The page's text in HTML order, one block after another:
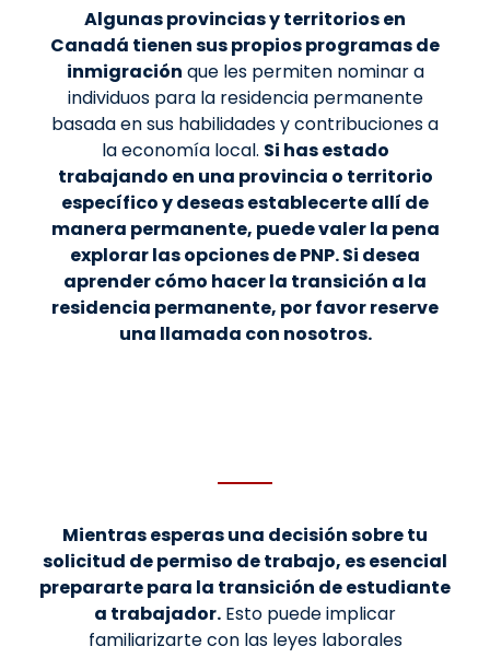
Algunas provincias y territorios en
Canadá tienen sus propios programas de
inmigración que les permiten nominar a
individuos para la residencia permanente
basada en sus habilidades y contribuciones a
la economía local. Si has estado
trabajando en una provincia o territorio
específico y deseas establecerte allí de
manera permanente, puede valer la pena
explorar las opciones de PNP. Si desea
aprender cómo hacer la transición a la
residencia permanente, por favor reserve
una llamada con nosotros.
Mientras esperas una decisión sobre tu
solicitud de permiso de trabajo, es esencial
prepararte para la transición de estudiante
a trabajador. Esto puede implicar
familiarizarte con las leyes laborales